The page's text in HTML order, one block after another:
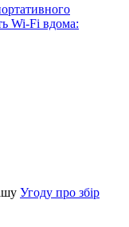
Wi-Fi вдома:
Угоду про збір